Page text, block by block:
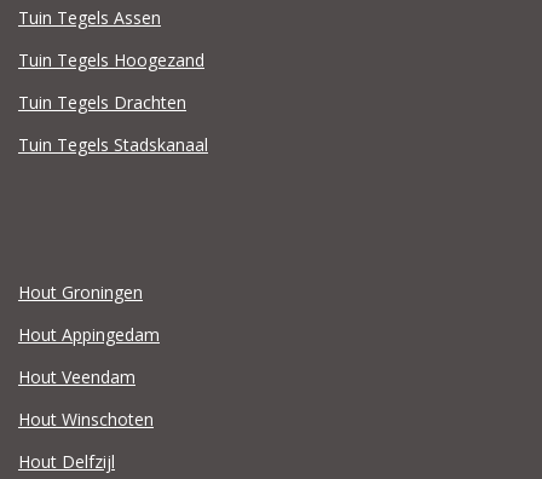
Tuin Tegels Assen
Tuin Tegels Hoogezand
Tuin Tegels Drachten
Tuin Tegels Stadskanaal
Hout Groningen
Hout Appingedam
Hout Veendam
Hout Winschoten
Hout Delfzijl